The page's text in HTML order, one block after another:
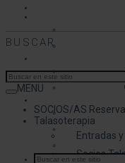
BUSCAR
MENU
SOCIOS/AS
Talasoterapia
Entradas
Socios